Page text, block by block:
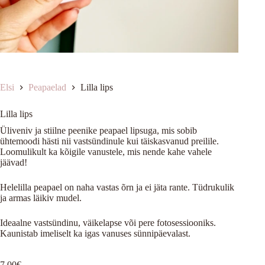
Elsi Peapaelad Lilla lips
Lilla lips
Üliveniv ja stiilne peenike peapael lipsuga, mis sobib
ühtemoodi hästi nii vastsündinule kui täiskasvanud preilile.
Loomulikult ka kõigile vanustele, mis nende kahe vahele
jäävad!
Helelilla peapael on naha vastas õrn ja ei jäta rante. Tüdrukulik
ja armas läikiv mudel.
Ideaalne vastsündinu, väikelapse või pere fotosessiooniks.
Kaunistab imeliselt ka igas vanuses sünnipäevalast.